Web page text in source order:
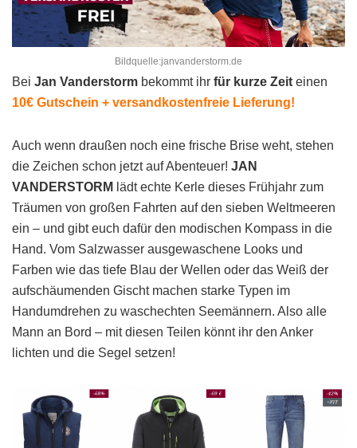
Bildquelle:janvanderstorm.de
Bei Jan Vanderstorm bekommt ihr für kurze Zeit einen
10€ Gutschein + versandkostenfreie Lieferung!
Auch wenn draußen noch eine frische Brise weht, stehen
die Zeichen schon jetzt auf Abenteuer! JAN
VANDERSTORM lädt echte Kerle dieses Frühjahr zum
Träumen von großen Fahrten auf den sieben Weltmeeren
ein – und gibt euch dafür den modischen Kompass in die
Hand. Vom Salzwasser ausgewaschene Looks und
Farben wie das tiefe Blau der Wellen oder das Weiß der
aufschäumenden Gischt machen starke Typen im
Handumdrehen zu waschechten Seemännern. Also alle
Mann an Bord – mit diesen Teilen könnt ihr den Anker
lichten und die Segel setzen!